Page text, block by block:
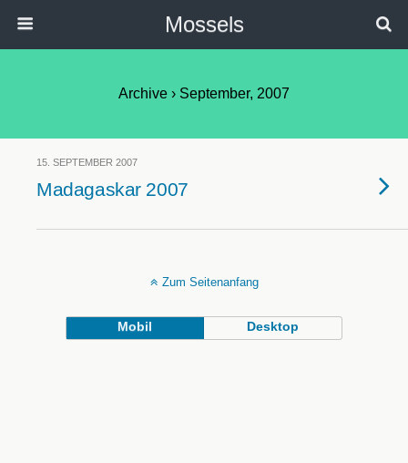
Mossels
Archive › September, 2007
15. SEPTEMBER 2007
Madagaskar 2007
Zum Seitenanfang
Mobil Desktop